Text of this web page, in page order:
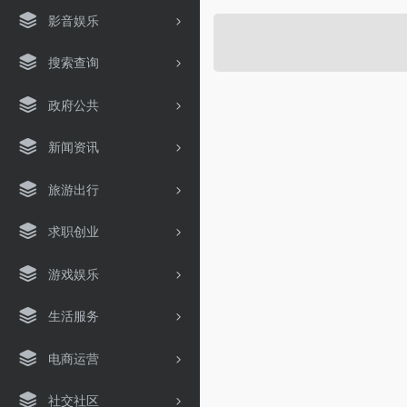
影音娱乐
搜索查询
政府公共
新闻资讯
旅游出行
求职创业
游戏娱乐
生活服务
电商运营
社交社区